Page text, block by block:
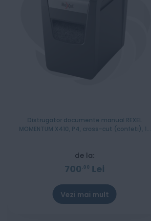
Distrugator documente manual REXEL
MOMENTUM X410, P4, cross-cut (confeti), 10
de la:
700 00 Lei
Vezi mai mult